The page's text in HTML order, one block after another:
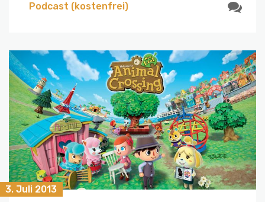
Podcast (kostenfrei)
3. Juli 2013